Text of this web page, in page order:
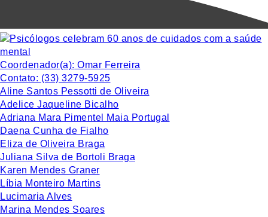
Coordenador(a): Omar Ferreira
Contato: (33) 3279-5925
Aline Santos Pessotti de Oliveira
Adelice Jaqueline Bicalho
Adriana Mara Pimentel Maia Portugal
Daena Cunha de Fialho
Eliza de Oliveira Braga
Juliana Silva de Bortoli Braga
Karen Mendes Graner
Líbia Monteiro Martins
Lucimaria Alves
Marina Mendes Soares